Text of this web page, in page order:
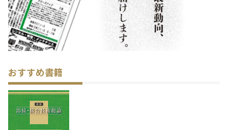
おすすめ書籍